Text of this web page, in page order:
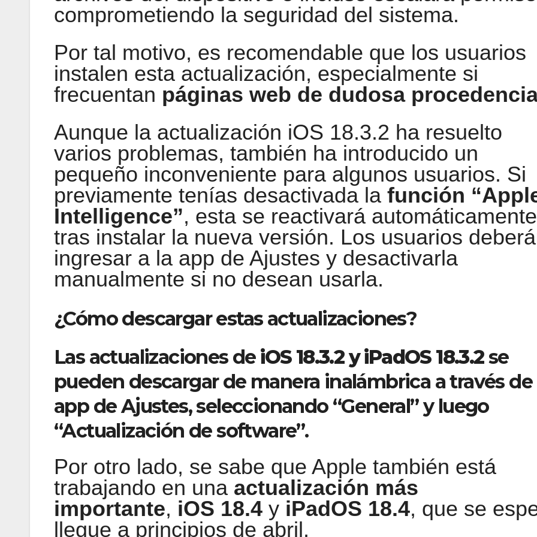
comprometiendo la seguridad del sistema.
Por tal motivo, es recomendable que los usuarios
instalen esta actualización, especialmente si
frecuentan páginas web de dudosa
Aunque la actualización iOS 18.3.2 ha resuelto
varios problemas, también ha introducido un
pequeño inconveniente para algunos usuarios. Si
previamente tenías desactivada la función
Intelligence”, esta se reactivará automáticamente
tras instalar la nueva versión. Los usuarios
ingresar a la app de Ajustes y desactivarla
manualmente si no desean usarla.
¿Cómo descargar estas actualizaciones?
Las actualizaciones deiOS 18.3.2 y iPadOS 18.3.2se
pueden descargar de manera inalámbrica a través de
app de Ajustes, seleccionando “General” y luego
“Actualización de software”.
Por otro lado, se sabe que Apple también está
trabajando en una actualización más
importante, iOS 18.4 y iPadOS 18.4, que se
llegue a principios de abril.